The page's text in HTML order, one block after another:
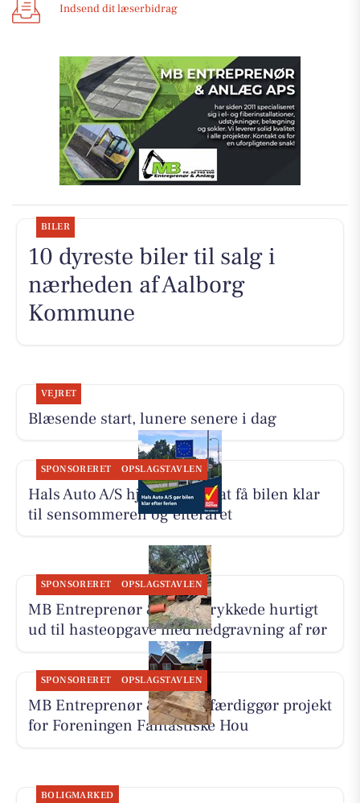
Indsend dit læserbidrag
BILER
10 dyreste biler til salg i
nærheden af Aalborg
Kommune
VEJRET
Blæsende start, lunere senere i dag
SPONSORERET OPSLAGSTAVLEN
Hals Auto A/S hjælper med at få bilen klar
til sensommeren og efteråret
SPONSORERET OPSLAGSTAVLEN
MB Entreprenør & Anlæg rykkede hurtigt
ud til hasteopgave med nedgravning af rør
SPONSORERET OPSLAGSTAVLEN
MB Entreprenør & Anlæg færdiggør projekt
for Foreningen Fantastiske Hou
BOLIGMARKED